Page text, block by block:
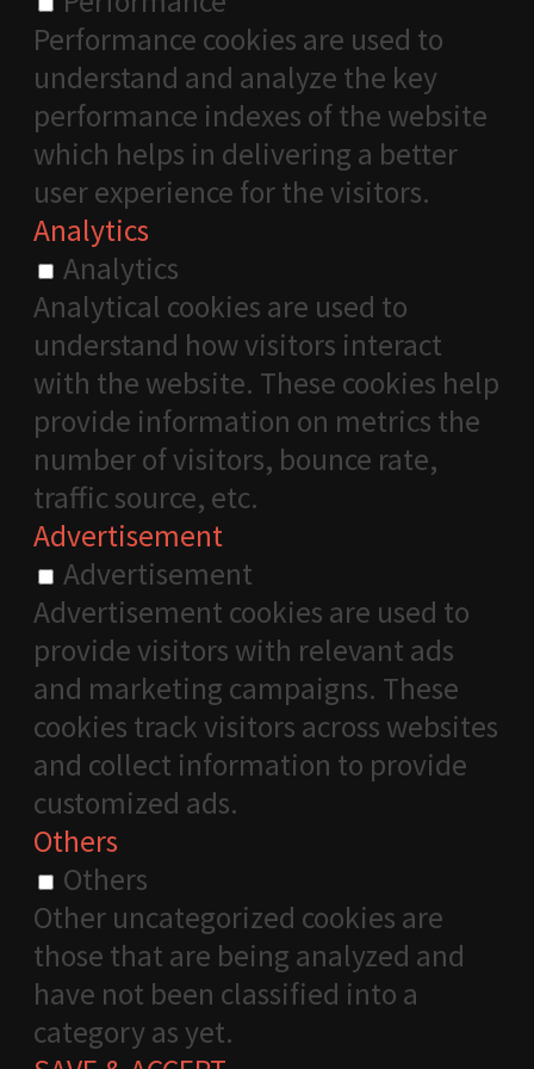
Performance cookies are used to
understand and analyze the key
performance indexes of the website
which helps in delivering a better
user experience for the visitors.
Analytics
Analytics
Analytical cookies are used to
understand how visitors interact
with the website. These cookies help
provide information on metrics the
number of visitors, bounce rate,
traffic source, etc.
Advertisement
Advertisement
Advertisement cookies are used to
provide visitors with relevant ads
and marketing campaigns. These
cookies track visitors across websites
and collect information to provide
customized ads.
Others
Others
Other uncategorized cookies are
those that are being analyzed and
have not been classified into a
category as yet.